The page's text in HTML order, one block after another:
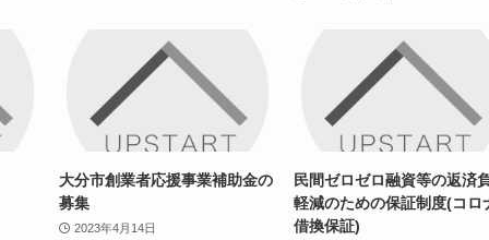
大分市創業者応援事業補助金の
募集
2023年4月14日
民間ゼロゼロ融資等の返済
軽減のための保証制度(コロ
借換保証)